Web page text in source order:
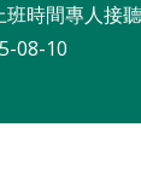
時間專人接
08-10